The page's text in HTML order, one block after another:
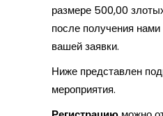
размере 500,00
после получения
вашей заявки.
Ниже представлен
мероприятия.